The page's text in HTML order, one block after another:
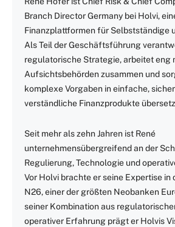
Branch Director Germany bei Holvi,
Finanzplattformen für Selbstständige
Als Teil der Geschäftsführung
regulatorische Strategie, arbeitet eng
Aufsichtsbehörden zusammen und
komplexe Vorgaben in einfache,
verständliche Finanzprodukte
Seit mehr als zehn Jahren ist René
unternehmensübergreifend an der
Regulierung, Technologie und
Vor Holvi brachte er seine Expertise in
N26, einer der größten Neobanken
seiner Kombination aus
operativer Erfahrung prägt er Holvis